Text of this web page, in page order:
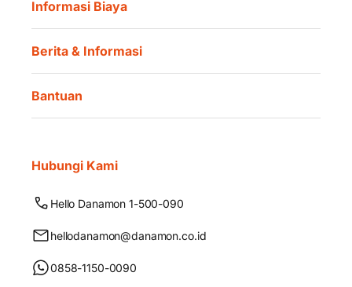
Informasi Biaya
Berita & Informasi
Bantuan
Hubungi Kami
Hello Danamon 1-500-090
hellodanamon@danamon.co.id
0858-1150-0090